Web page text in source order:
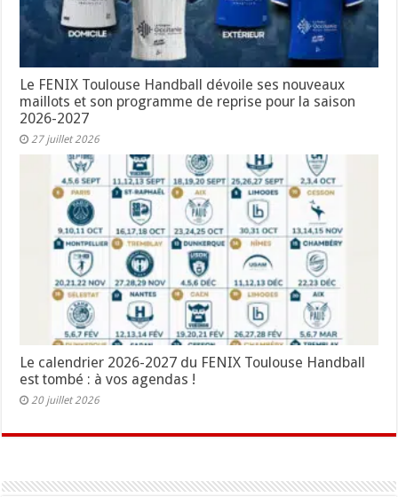
Le FENIX Toulouse Handball dévoile ses nouveaux
maillots et son programme de reprise pour la saison
2026-2027
27 juillet 2026
Le calendrier 2026-2027 du FENIX Toulouse Handball
est tombé : à vos agendas !
20 juillet 2026